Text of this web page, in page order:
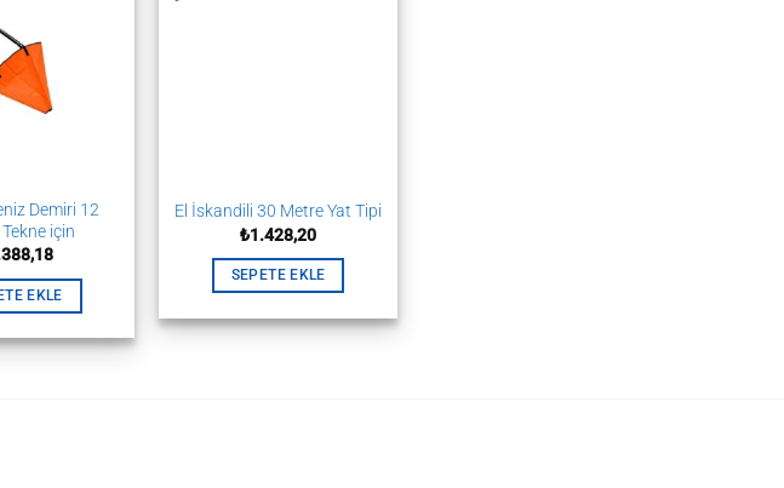
Demiri 12
için
EKLE
El İskandili 30 Metre Yat Tipi
₺1.428,20
SEPETE EKLE